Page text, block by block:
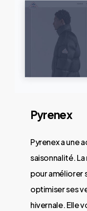
Pyrenex
Pyrenex a une
saisonnalité.
pour améliorer
optimiser ses
hivernale. Elle